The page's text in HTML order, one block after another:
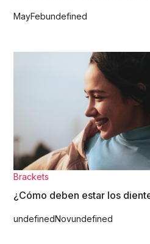
MayFebundefined
Brackets
¿Cómo deben estar los
undefinedNovundefined